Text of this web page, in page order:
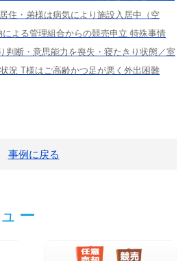
住・弟様は病気により施設入居中（空
よる管理組合からの競売申立 特殊事情
判断・意思能力を喪失・寝たきり状態／室
況 T様はご高齢かつ足が悪く外出困難
事例に戻る
ー